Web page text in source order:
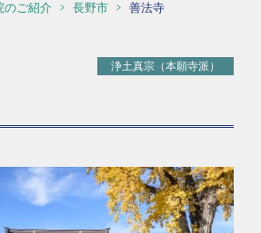
のご紹介 長野市 善法寺
浄土真宗（本願寺派）